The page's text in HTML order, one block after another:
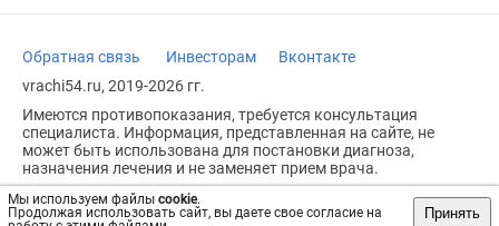
Мы используем файлы cookie.
Продолжая использовать сайт, вы даете свое согласие на
Принять
Обратная связь Инвесторам
Вконтакте
vrachi54.ru, 2019-2026 гг.
Имеются противопоказания, требуется консультация
специалиста. Информация, представленная на сайте, не
может быть использована для постановки диагноза,
назначения лечения и не заменяет прием врача.
Возрастное ограничение: 18+